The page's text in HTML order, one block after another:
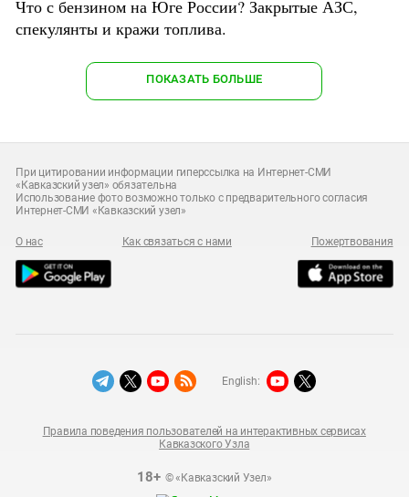
Что с бензином на Юге России? Закрытые АЗС,
спекулянты и кражи топлива.
ПОКАЗАТЬ БОЛЬШЕ
При цитировании информации гиперссылка на Интернет-СМИ
«Кавказский узел» обязательна
Использование фото возможно только с предварительного согласия
Интернет-СМИ «Кавказский узел»
О нас Как связаться с нами Пожертвования
18+© «Кавказский Узел»
Правила поведения пользователей на интерактивных сервисах
Кавказского Узла
English: